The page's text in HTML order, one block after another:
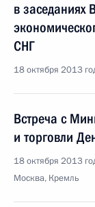
в заседаниях
СНГ
18 октября 2013
Встреча с
и торговли
18 октября 2013
Москва, Кремль